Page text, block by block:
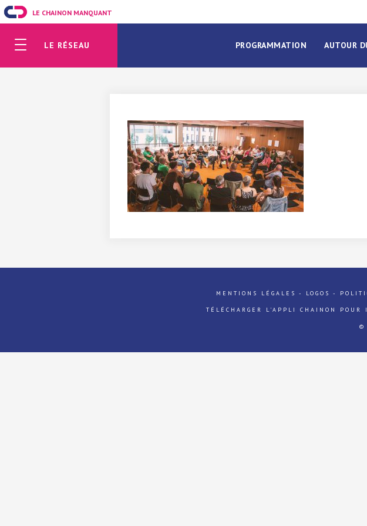
LE CHAINON MANQUANT
LE RÉSEAU PROGRAMMATION AUTOUR
MENTIONS LÉGALES - LOGOS -
TÉLÉCHARGER L'APPLI CHAINON POUR
©